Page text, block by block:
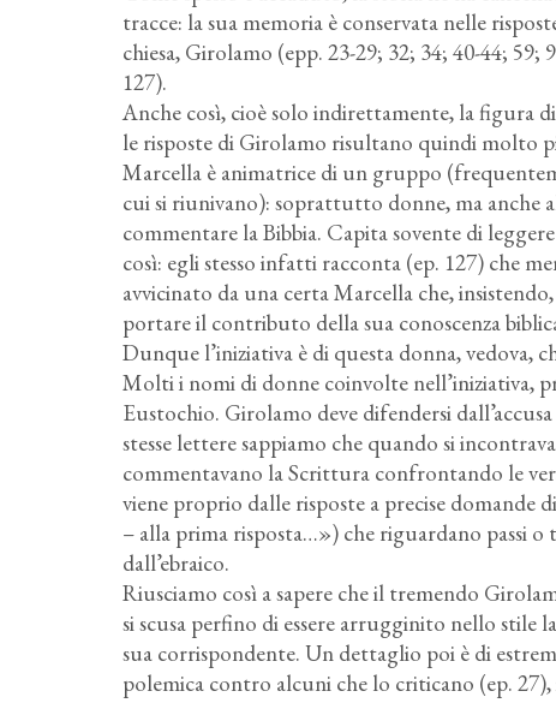
tracce: la sua memoria è conservata nelle
chiesa, Girolamo (epp. 23-29; 32; 34; 40-44;
127).
Anche così, cioè solo indirettamente, la figura
le risposte di Girolamo risultano quindi molto
Marcella è animatrice di un gruppo
cui si riunivano): soprattutto donne, ma anche
commentare la Bibbia. Capita sovente di
così: egli stesso infatti racconta (ep. 127) che
avvicinato da una certa Marcella che,
portare il contributo della sua conoscenza
Dunque l’iniziativa è di questa donna, vedova,
Molti i nomi di donne coinvolte nell’iniziativa,
Eustochio. Girolamo deve difendersi
stesse lettere sappiamo che quando si
commentavano la Scrittura confrontando le
viene proprio dalle risposte a precise domande
– alla prima risposta…») che riguardano passi
dall’ebraico.
Riusciamo così a sapere che il tremendo
si scusa perfino di essere arrugginito nello stile
sua corrispondente. Un dettaglio poi è di
polemica contro alcuni che lo criticano (ep.